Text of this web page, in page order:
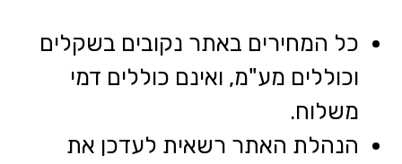
כל המחירים באתר נקובים בשקלים
וכוללים מע"מ, ואינם כוללים דמי
משלוח.
הנהלת האתר רשאית לעדכן את